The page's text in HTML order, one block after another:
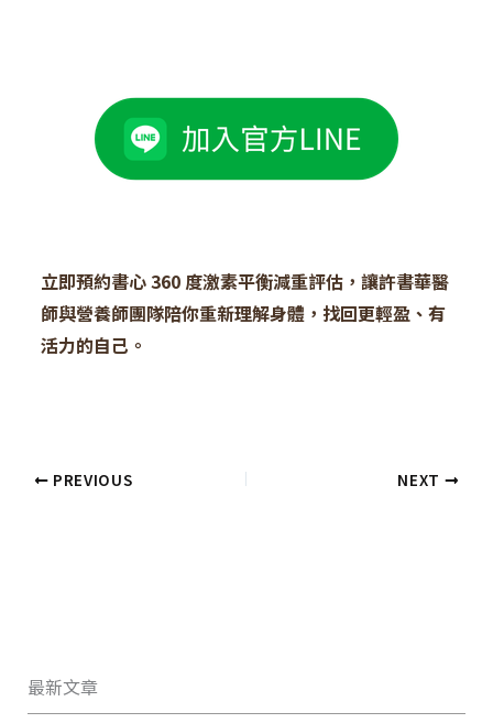
立即預約書心 360 度激素平衡減重評估，讓許書華醫
師與營養師團隊陪你重新理解身體，找回更輕盈、有
活力的自己。
PREVIOUS NEXT
最新文章